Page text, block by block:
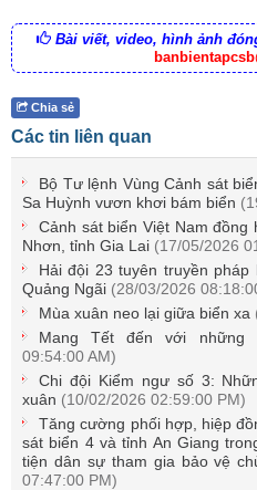
Bài viết, video, hình ảnh
Chia sẻ
Các tin liên quan
Bộ Tư lệnh Vùng Cảnh sát
Sa Huỳnh vươn khơi bám biển
Cảnh sát biển Việt Nam
Nhơn, tỉnh Gia Lai (17/05/2026
Hải đội 23 tuyên truyền
Quảng Ngãi (28/03/2026
Mùa xuân neo lại giữa biển xa
Mang Tết đến với những
09:54:00 AM)
Chi đội Kiểm ngư số 3:
xuân (10/02/2026 02:59:00 PM)
Tăng cường phối hợp, hiệp
sát biển 4 và tỉnh An Giang
tiện dân sự tham gia bảo vệ
07:47:00 PM)